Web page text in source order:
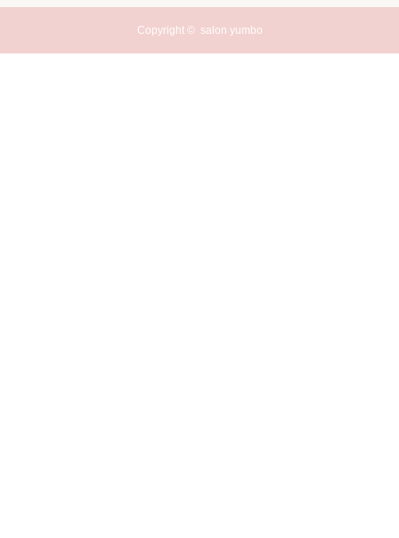
Copyright © salon yumbo